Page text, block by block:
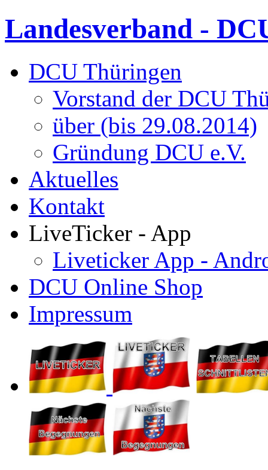
Landesverband -
DCU Thüringen
Vorstand der DCU
über (bis 29.08.2014)
Gründung DCU e.V.
Aktuelles
Kontakt
LiveTicker - App
Liveticker App -
DCU Online Shop
Impressum